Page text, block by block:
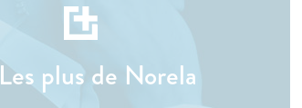
Les plus de Norela